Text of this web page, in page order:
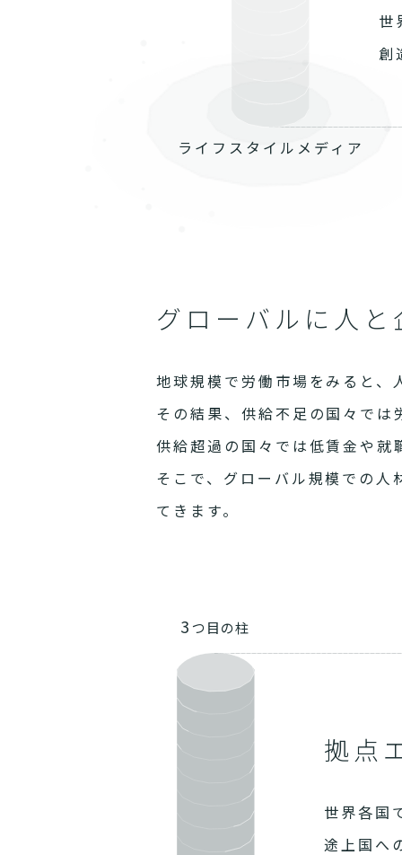
ライフスタイルメディア
世
創
グローバルに人
地球規模で労働市場をみると
その結果、供給不足の国々で
供給超過の国々では低賃金や
そこで、グローバル規模での
てきます。
3 つ目の柱
拠点
世界各国
途上国へ